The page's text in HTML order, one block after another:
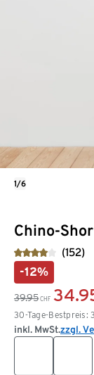
Chino-
(152)
-12%
39.95 CHF
30-Tage-Bestpreis:
inkl. MwSt.zzgl.
1/6